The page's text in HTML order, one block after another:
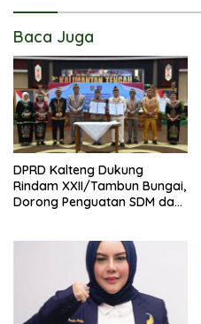
Baca Juga
DPRD Kalteng Dukung
Rindam XXII/Tambun Bungai,
Dorong Penguatan SDM dan